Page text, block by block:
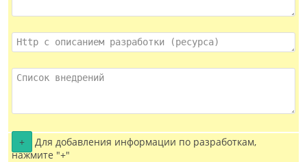
+
Для добавления информации по разработкам,
нажмите "+"